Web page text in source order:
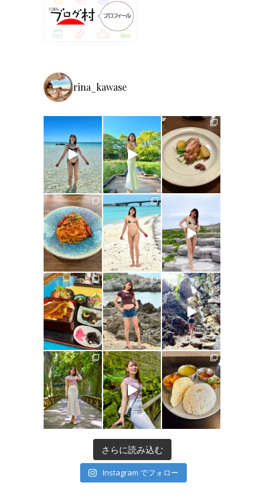
rina_kawase
さらに読み込む
Instagram でフォロー